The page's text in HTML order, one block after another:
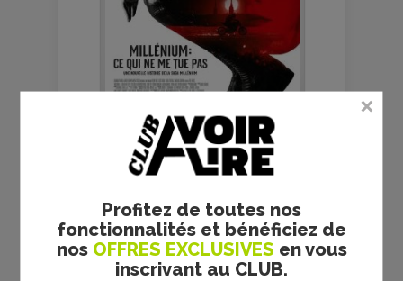
Profitez de toutes nos
fonctionnalités et bénéficiez de
nos OFFRES EXCLUSIVES en vous
inscrivant au CLUB.
Bon démarrage pour le conte
de Noël grincheux quand
Disney dérape, avec...
BOX-OFFICE USA :
LES FESTIVITÉS AU
SOMMET